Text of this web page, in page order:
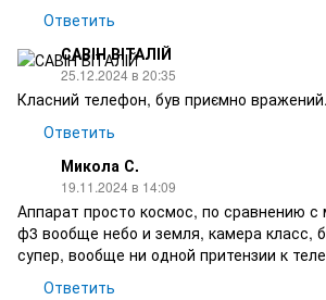
Ответить
САВІН ВІТАЛІЙ
25.12.2024 в 20:35
Класний телефон, був приємно вражений.
Ответить
Микола С.
19.11.2024 в 14:09
Аппарат просто космос, по сравнению
ф3 вообще небо и земля, камера класс,
супер, вообще ни одной притензии к
Ответить